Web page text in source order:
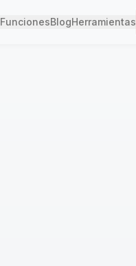
FuncionesBlogHerramientas